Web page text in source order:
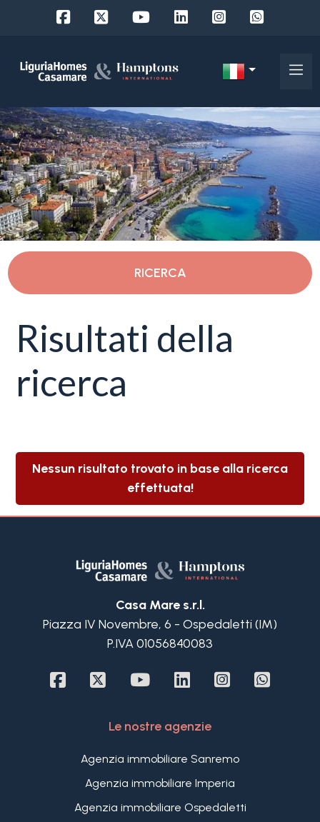
RICERCA
Risultati della
ricerca
Nessun risultato trovato in base alla ricerca
effettuata!
Casa Mare s.r.l.
Piazza IV Novembre, 6 - Ospedaletti (IM)
P.IVA 01056840083
Le nostre agenzie
Agenzia immobiliare Sanremo
Agenzia immobiliare Imperia
Agenzia immobiliare Ospedaletti
EN
FR
DE
RU
Chi
siamo
I
servizi
La
Liguria
Preferiti
Scegli
dove
cercare
Imperia
Diano Marina
Tipologia
-
Prezzo